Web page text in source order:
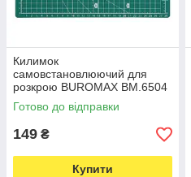
Килимок
самовстановлюючий для
розкрою BUROMAX BM.6504
розмір 30 х 22 см (6218)
Готово до відправки
149 ₴
Купити